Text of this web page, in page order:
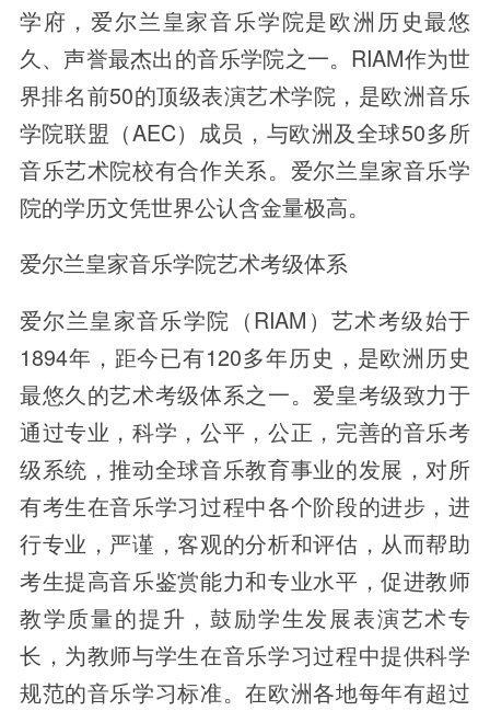
学府，爱尔兰皇家音乐学院是欧洲历史最悠
久、声誉最杰出的音乐学院之一。RIAM作为世
界排名前50的顶级表演艺术学院，是欧洲音乐
学院联盟（AEC）成员，与欧洲及全球50多所
音乐艺术院校有合作关系。爱尔兰皇家音乐学
院的学历文凭世界公认含金量极高。
爱尔兰皇家音乐学院艺术考级体系
爱尔兰皇家音乐学院（RIAM）艺术考级始于
1894年，距今已有120多年历史，是欧洲历史
最悠久的艺术考级体系之一。爱皇考级致力于
通过专业，科学，公平，公正，完善的音乐考
级系统，推动全球音乐教育事业的发展，对所
有考生在音乐学习过程中各个阶段的进步，进
行专业，严谨，客观的分析和评估，从而帮助
考生提高音乐鉴赏能力和专业水平，促进教师
教学质量的提升，鼓励学生发展表演艺术专
长，为教师与学生在音乐学习过程中提供科学
规范的音乐学习标准。在欧洲各地每年有超过